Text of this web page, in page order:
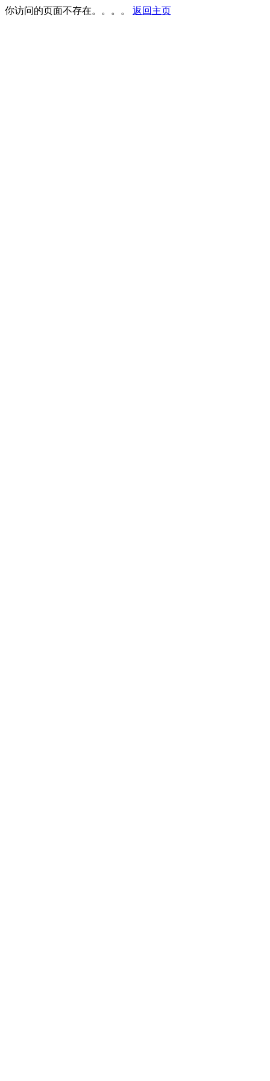
你访问的页面不存在。。。。 返回主页